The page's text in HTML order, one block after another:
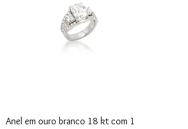
Anel em ouro branco 18 kt com 1